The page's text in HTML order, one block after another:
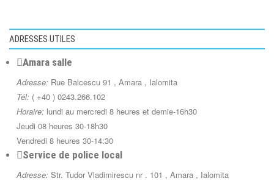
ADRESSES UTILES
Amara salle
Adresse: Rue Balcescu 91 , Amara , Ialomita
Tél: ( +40 ) 0243.266.102
Horaire: lundi au mercredi 8 heures et demie-16h30
Jeudi 08 heures 30-18h30
Vendredi 8 heures 30-14:30
Service de police local
Adresse: Str. Tudor Vladimirescu nr . 101 , Amara , Ialomita